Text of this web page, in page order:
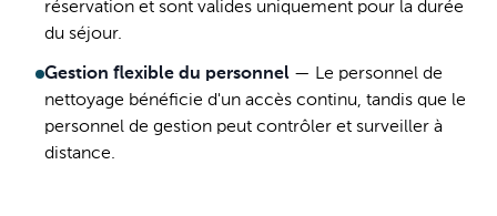
réservation et sont valides uniquement pour la durée
du séjour.
Gestion flexible du personnel — Le personnel de
nettoyage bénéficie d'un accès continu, tandis que le
personnel de gestion peut contrôler et surveiller à
distance.